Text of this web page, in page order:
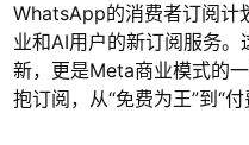
WhatsApp的消费者订阅计
业和AI用户的新订阅服务
新，更是Meta商业模式的
抱订阅，从“免费为王”到“付